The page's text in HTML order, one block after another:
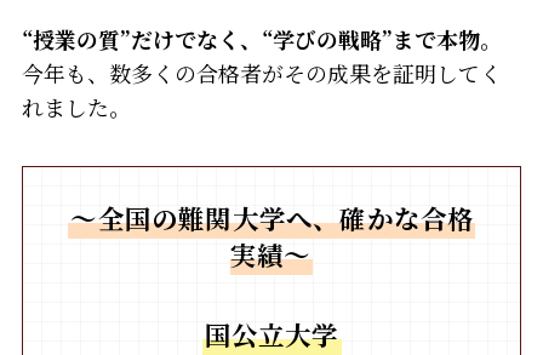
“授業の質”だけでなく、“学びの戦略”まで本物。
今年も、数多くの合格者がその成果を証明してく
れました。
〜全国の難関大学へ、確かな合格
実績〜
国公立大学